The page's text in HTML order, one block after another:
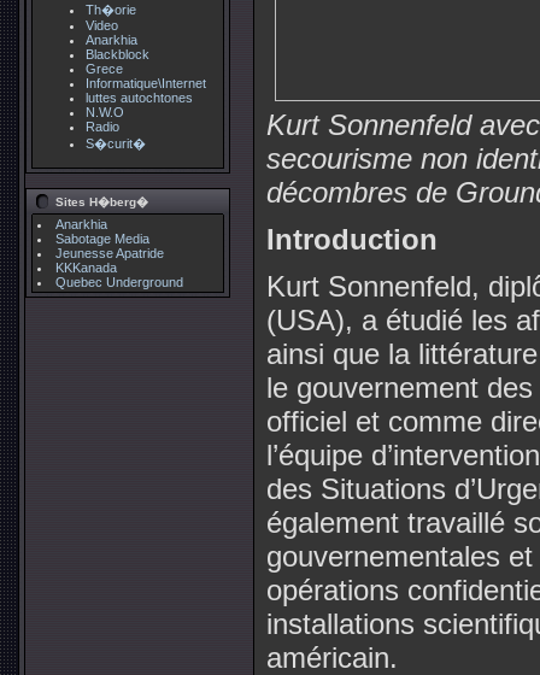
Th�orie
Video
Anarkhia
Blackblock
Grece
Informatique\Internet
luttes autochtones
N.W.O
Radio
S�curit�
Sites H�berg�
Anarkhia
Sabotage Media
Jeunesse Apatride
KKKanada
Quebec Underground
Kurt Sonnenfeld
secourisme non
décombres de
Introduction
Kurt Sonnenfeld,
(USA), a étudié les
ainsi que la
le gouvernement
officiel et comme
l’équipe
des Situations
également travaillé
gouvernementales
opérations
installations
américain.